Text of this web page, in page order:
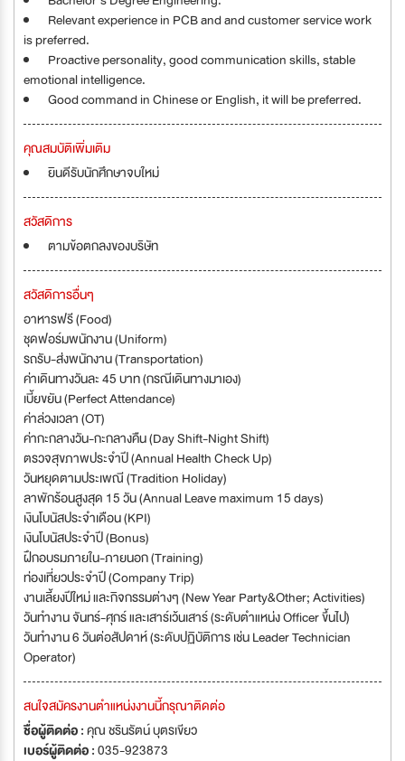
Relevant experience in PCB and and customer service work
is preferred.
Proactive personality, good communication skills, stable
emotional intelligence.
Good command in Chinese or English, it will be preferred.
คุณสมบัติเพิ่มเติม
ยินดีรับนักศึกษาจบใหม่
สวัสดิการ
ตามข้อตกลงของบริษัท
สวัสดิการอื่นๆ
อาหารฟรี (Food)
ชุดฟอร์มพนักงาน (Uniform)
รถรับ-ส่งพนักงาน (Transportation)
ค่าเดินทางวันละ 45 บาท (กรณีเดินทางมาเอง)
เบี้ยขยัน (Perfect Attendance)
ค่าล่วงเวลา (OT)
ค่ากะกลางวัน-กะกลางคืน (Day Shift-Night Shift)
ตรวจสุขภาพประจำปี (Annual Health Check Up)
วันหยุดตามประเพณี (Tradition Holiday)
ลาพักร้อนสูงสุด 15 วัน (Annual Leave maximum 15 days)
เงินโบนัสประจำเดือน (KPI)
เงินโบนัสประจำปี (Bonus)
ฝึกอบรมภายใน-ภายนอก (Training)
ท่องเที่ยวประจำปี (Company Trip)
งานเลี้ยงปีใหม่ และกิจกรรมต่างๆ (New Year Party&Other; Activities)
วันทำงาน จันทร์-ศุกร์ และเสาร์เว้นเสาร์ (ระดับตำแหน่ง Officer ขึ้นไป)
วันทำงาน 6 วันต่อสัปดาห์ (ระดับปฏิบัติการ เช่น Leader Technician
Operator)
สนใจสมัครงานตำแหน่งงานนี้กรุณาติดต่อ
ชื่อผู้ติดต่อ :คุณ ชรินรัตน์ บุตรเขียว
เบอร์ผู้ติดต่อ :035-923873